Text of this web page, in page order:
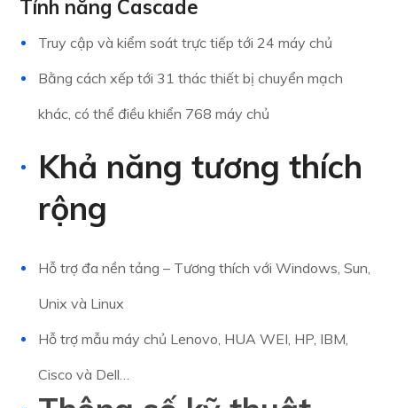
Tính năng Cascade
Truy cập và kiểm soát trực tiếp tới 24 máy chủ
Bằng cách xếp tới 31 thác thiết bị chuyển mạch
khác, có thể điều khiển 768 máy chủ
Khả năng tương thích
rộng
Hỗ trợ đa nền tảng – Tương thích với Windows, Sun,
Unix và Linux
Hỗ trợ mẫu máy chủ Lenovo, HUA WEI, HP, IBM,
Cisco và Dell…